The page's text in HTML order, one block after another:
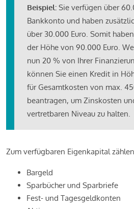
Beispiel: Sie verfügen über
Bankkonto und haben
über 30.000 Euro. Somit
der Höhe von 90.000 Euro.
nun 20 % von Ihrer
können Sie einen Kredit in
für Gesamtkosten von max.
beantragen, um Zinskosten
vertretbaren Niveau zu halten.
Zum verfügbaren Eigenkapital
Bargeld
Sparbücher und Sparbriefe
Fest- und Tagesgeldkonten